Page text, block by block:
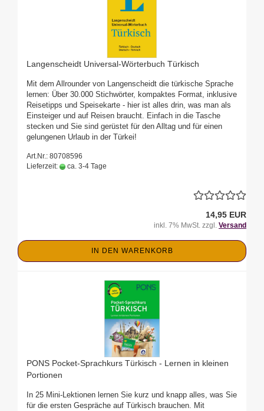
Langenscheidt Universal-Wörterbuch Türkisch
Mit dem Allrounder von Langenscheidt die türkische Sprache
lernen: Über 30.000 Stichwörter, kompaktes Format, inklusive
Reisetipps und Speisekarte - hier ist alles drin, was man als
Einsteiger und auf Reisen braucht. Einfach in die Tasche
stecken und Sie sind gerüstet für den Alltag und für einen
gelungenen Urlaub in der Türkei!
Art.Nr.: 80708596
Lieferzeit:
ca. 3-4 Tage
14,95 EUR
inkl. 7% MwSt. zzgl. Versand
IN DEN WARENKORB
PONS Pocket-Sprachkurs Türkisch - Lernen in kleinen
Portionen
In 25 Mini-Lektionen lernen Sie kurz und knapp alles, was Sie
für die ersten Gespräche auf Türkisch brauchen. Mit